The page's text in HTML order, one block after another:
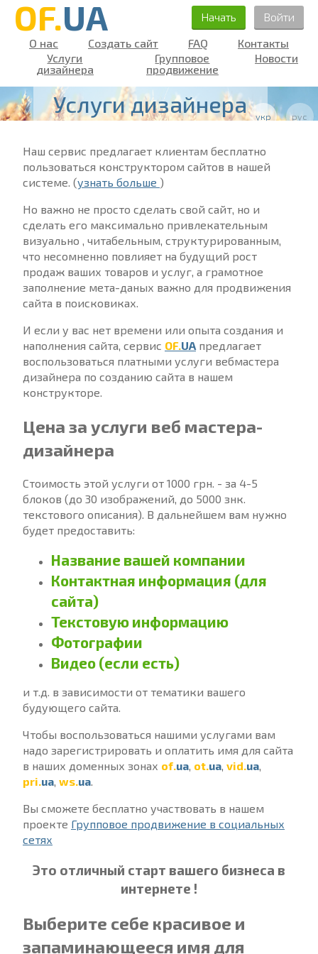
OF.UA
О нас Создать сайт FAQ
Контакты
Услуги
дизайнера
Групповое
продвижение
Новости
Начать Войти
укр рус
Услуги дизайнера
Наш сервис предлагает клиентам бесплатно
пользоваться конструктором сайтов в нашей
системе. (узнать больше )
Но важно не просто сделать свой сайт, но и
сделать его максимально привлекательным
визуально , читабельным, структурированным,
что несомненно повлияет на будущий рост
продаж ваших товаров и услуг, а грамотное
заполнение мета-даных важно для продвижения
сайта в поисковиках.
И если у вас нет времени или опыта создания и
наполнения сайта, сервис OF.UA предлагает
воспользоваться платными услуги вебмастера
дизайнера по созданию сайта в нашем
конструкторе.
Цена за услуги веб мастера-
дизайнера
Стоимость этой услуги от 1000 грн. - за 4-5
блоков (до 30 изображений, до 5000 знк.
текстового описания). В дальнейшем вам нужно
будет предоставить:
Название вашей компании
Контактная информация (для
сайта)
Текстовую информацию
Фотографии
Видео (если есть)
и т.д. в зависимости от тематики вашего
будующего сайта.
Чтобы воспользоваться нашими услугами вам
надо зарегистрировать и оплатить имя для сайта
в наших доменных зонах of.ua, ot.ua, vid.ua,
pri.ua, ws.ua.
Вы сможете бесплатно участвовать в нашем
проекте Групповое продвижение в социальных
сетях
Это отличный старт вашего бизнеса в
интернете !
Выберите себе красивое и
запаминающееся имя для